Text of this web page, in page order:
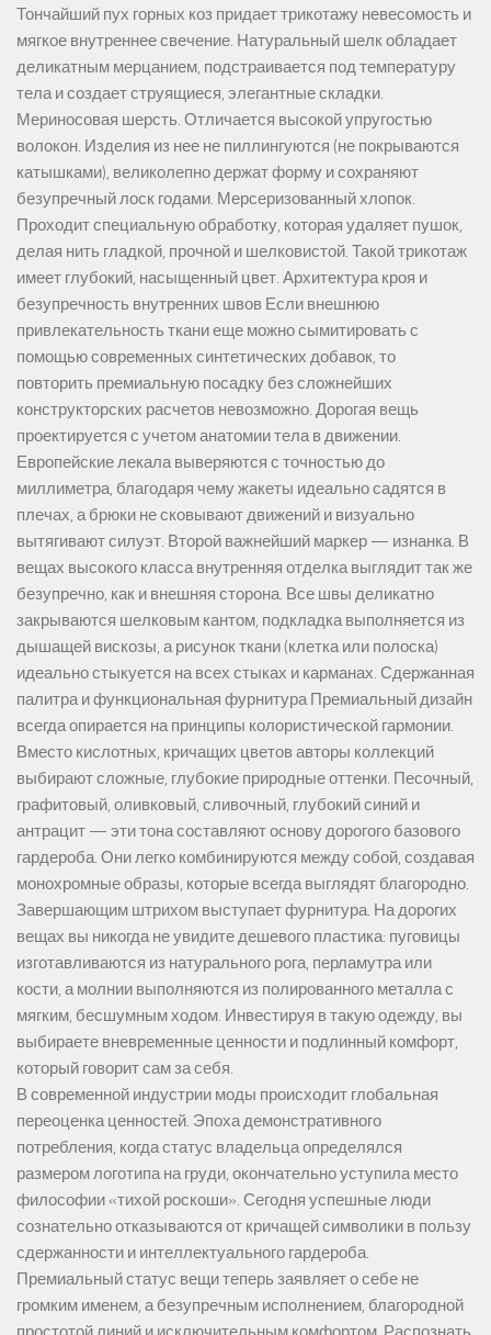
Тончайший пух горных коз придает трикотажу невесомость и
мягкое внутреннее свечение. Натуральный шелк обладает
деликатным мерцанием, подстраивается под температуру
тела и создает струящиеся, элегантные складки.
Мериносовая шерсть. Отличается высокой упругостью
волокон. Изделия из нее не пиллингуются (не покрываются
катышками), великолепно держат форму и сохраняют
безупречный лоск годами. Мерсеризованный хлопок.
Проходит специальную обработку, которая удаляет пушок,
делая нить гладкой, прочной и шелковистой. Такой трикотаж
имеет глубокий, насыщенный цвет. Архитектура кроя и
безупречность внутренних швов Если внешнюю
привлекательность ткани еще можно сымитировать с
помощью современных синтетических добавок, то
повторить премиальную посадку без сложнейших
конструкторских расчетов невозможно. Дорогая вещь
проектируется с учетом анатомии тела в движении.
Европейские лекала выверяются с точностью до
миллиметра, благодаря чему жакеты идеально садятся в
плечах, а брюки не сковывают движений и визуально
вытягивают силуэт. Второй важнейший маркер — изнанка. В
вещах высокого класса внутренняя отделка выглядит так же
безупречно, как и внешняя сторона. Все швы деликатно
закрываются шелковым кантом, подкладка выполняется из
дышащей вискозы, а рисунок ткани (клетка или полоска)
идеально стыкуется на всех стыках и карманах. Сдержанная
палитра и функциональная фурнитура Премиальный дизайн
всегда опирается на принципы колористической гармонии.
Вместо кислотных, кричащих цветов авторы коллекций
выбирают сложные, глубокие природные оттенки. Песочный,
графитовый, оливковый, сливочный, глубокий синий и
антрацит — эти тона составляют основу дорогого базового
гардероба. Они легко комбинируются между собой, создавая
монохромные образы, которые всегда выглядят благородно.
Завершающим штрихом выступает фурнитура. На дорогих
вещах вы никогда не увидите дешевого пластика: пуговицы
изготавливаются из натурального рога, перламутра или
кости, а молнии выполняются из полированного металла с
мягким, бесшумным ходом. Инвестируя в такую одежду, вы
выбираете вневременные ценности и подлинный комфорт,
который говорит сам за себя.
В современной индустрии моды происходит глобальная
переоценка ценностей. Эпоха демонстративного
потребления, когда статус владельца определялся
размером логотипа на груди, окончательно уступила место
философии «тихой роскоши». Сегодня успешные люди
сознательно отказываются от кричащей символики в пользу
сдержанности и интеллектуального гардероба.
Премиальный статус вещи теперь заявляет о себе не
громким именем, а безупречным исполнением, благородной